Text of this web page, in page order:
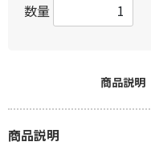
数量
商品説明
商品説明